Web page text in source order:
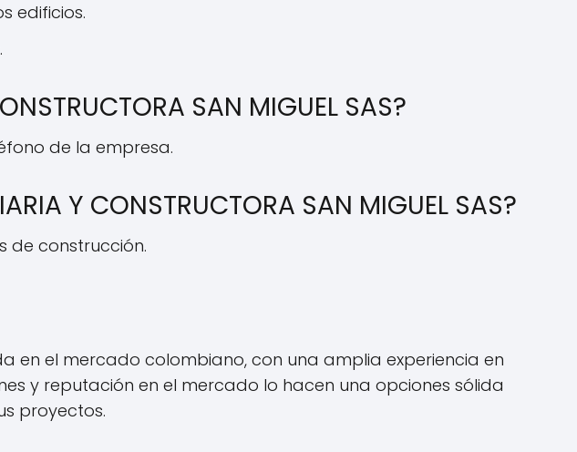
edificios.
SAN MIGUEL SAS?
de la empresa.
Y CONSTRUCTORA SAN MIGUEL SAS?
de construcción.
en el mercado colombiano, con una amplia experiencia en
y reputación en el mercado lo hacen una opciones sólida
proyectos.